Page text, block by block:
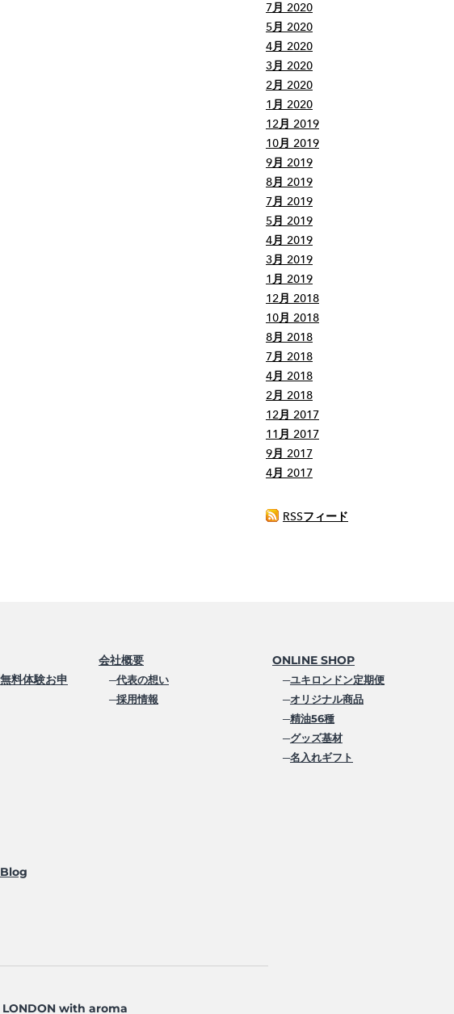
7月 2020
5月 2020
4月 2020
3月 2020
2月 2020
1月 2020
12月 2019
10月 2019
9月 2019
8月 2019
7月 2019
5月 2019
4月 2019
3月 2019
1月 2019
12月 2018
10月 2018
8月 2018
7月 2018
4月 2018
2月 2018
12月 2017
11月 2017
9月 2017
4月 2017
RSSフィード
料体験お申
会社概要
─代表の想い
─採用情報
ONLINE SHOP
─ユキロンドン定期便
─オリジナル商品
─精油56種
─グッズ基材
─名入れギフト
LONDON with aroma